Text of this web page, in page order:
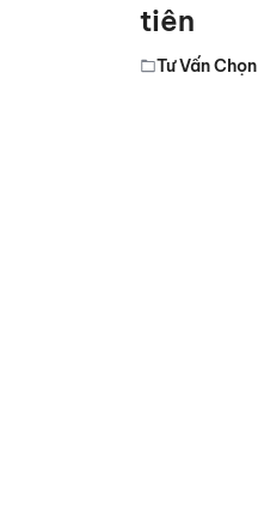
tiên
Tư Vấn